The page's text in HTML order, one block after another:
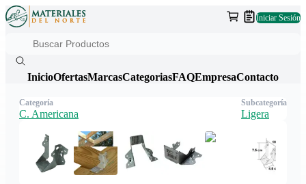
Iniciar Sesión
InicioOfertasMarcasCategoriasFAQEmpresaContacto
Categoría
C. Americana
Subcategoría
Ligera